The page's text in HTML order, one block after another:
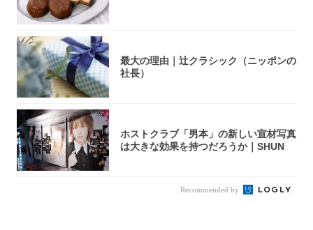
最大の理由｜辻クラシック（ニッポンの
社長）
ホストクラブ「男本」の新しい宣材写真
は大きな効果を持つだろうか｜SHUN
Recommended by